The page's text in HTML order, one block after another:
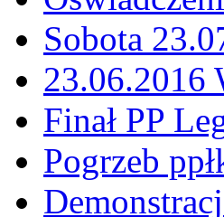
Sobota
23.06.2016
Finał PP
Pogrzeb